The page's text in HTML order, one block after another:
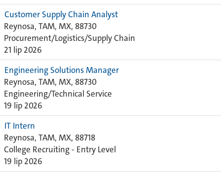
Customer Supply Chain Analyst
Reynosa, TAM, MX, 88730
Procurement/Logistics/Supply Chain
21 lip 2026
Engineering Solutions Manager
Reynosa, TAM, MX, 88730
Engineering/Technical Service
19 lip 2026
IT Intern
Reynosa, TAM, MX, 88718
College Recruiting - Entry Level
19 lip 2026